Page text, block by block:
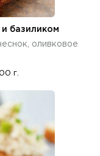
и базиликом
оливковое
г.